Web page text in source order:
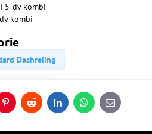
5-dv kombi
kombi
Dachreling
PinterestReddit LinkedInWhatsApp
E-
mail